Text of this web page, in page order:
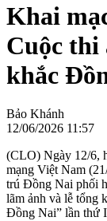
Khai
Cuộc thi
khắc
Bảo Khánh
12/06/2026 11:57
(CLO) Ngày 12/6,
mạng Việt Nam
trú Đồng Nai phối
lãm ảnh và lễ tổng
Đồng Nai” lần thứ